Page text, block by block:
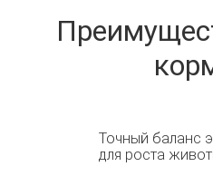
Точный баланс
для роста